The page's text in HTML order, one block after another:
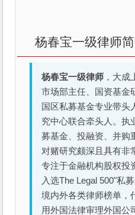
杨春宝一级律师
杨春宝一级律师 ，大成
市场部主任、国资基金
国区私募基金专业带头
究中心联合牵头人。执
募基金、投融资、并购
对赌研究颇深且具有非
专注于金融机构股权投
入选The Legal 500"私
境内外各类律师榜单，
用外国法律审理外国公